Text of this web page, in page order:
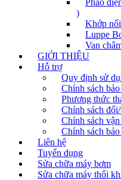
Phao
)
Khớp
Luppe
Van
GIỚI THIỆU
Hỗ trợ
Quy định sử
Chính sách
Phương thức
Chính sách
Chính sách
Chính sách
Liên hệ
Tuyển dụng
Sửa chữa máy bơm
Sửa chữa máy thổi